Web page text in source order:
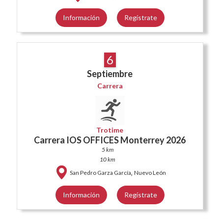
Información Regístrate
6
Septiembre
Carrera
Trotime
Carrera IOS OFFICES Monterrey 2026
5 km
10 km
San Pedro Garza García, Nuevo León
Información Regístrate